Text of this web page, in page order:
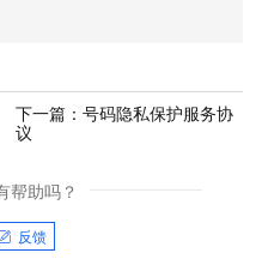
下一篇：号码隐私保护服务协
议
帮助吗？
反馈